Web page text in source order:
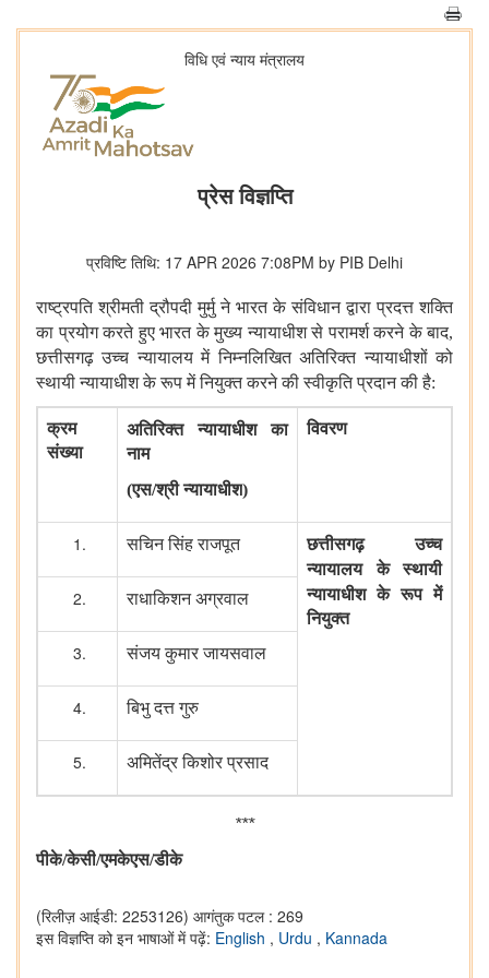
विधि एवं न्‍याय मंत्रालय
प्रेस विज्ञप्ति
प्रविष्टि तिथि: 17 APR 2026 7:08PM by PIB Delhi
राष्ट्रपति श्रीमती द्रौपदी मुर्मु ने भारत के संविधान द्वारा प्रदत्त शक्ति
का प्रयोग करते हुए भारत के मुख्य न्यायाधीश से परामर्श करने के बाद,
छत्तीसगढ़ उच्च न्यायालय में निम्नलिखित अतिरिक्त न्यायाधीशों को
स्थायी न्यायाधीश के रूप में नियुक्त करने की स्वीकृति प्रदान की है:
क्रम
संख्या
अतिरिक्त न्यायाधीश
का
नाम
(एस/श्री न्यायाधीश)
विवरण
सचिन सिंह राजपूत छत्तीसगढ़
उच्च
न्यायालय
के
स्थायी
न्यायाधीश के रूप में
नियुक्त
राधाकिशन अग्रवाल
संजय कुमार जायसवाल
बिभु दत्त गुरु
अमितेंद्र किशोर प्रसाद
***
पीके/केसी/एमकेएस/डीके
(रिलीज़ आईडी: 2253126) आगंतुक पटल : 269
इस विज्ञप्ति को इन भाषाओं में पढ़ें: English , Urdu , Kannada